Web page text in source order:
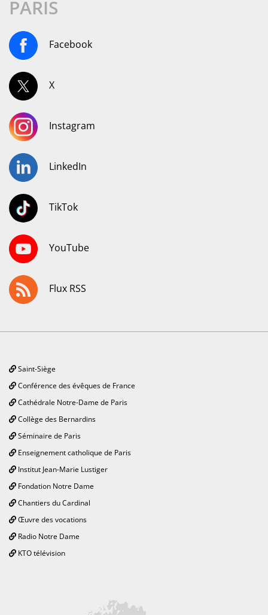
PARIS
Facebook
X
Instagram
LinkedIn
TikTok
YouTube
Flux RSS
Saint-Siège
Conférence des évêques de France
Cathédrale Notre-Dame de Paris
Collège des Bernardins
Séminaire de Paris
Enseignement catholique de Paris
Institut Jean-Marie Lustiger
Fondation Notre Dame
Chantiers du Cardinal
Œuvre des vocations
Radio Notre Dame
KTO télévision